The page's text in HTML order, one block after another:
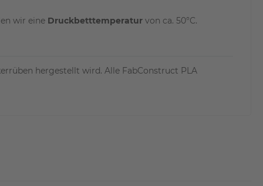
wir eine Druckbetttemperatur von ca. 50°C.
hergestellt wird. Alle FabConstruct PLA